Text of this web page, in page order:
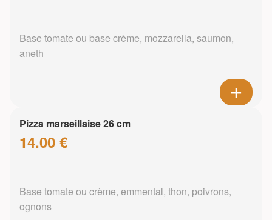
Base tomate ou base crème, mozzarella, saumon,
aneth
Pizza marseillaise 26 cm
14.00 €
Base tomate ou crème, emmental, thon, poivrons,
ognons